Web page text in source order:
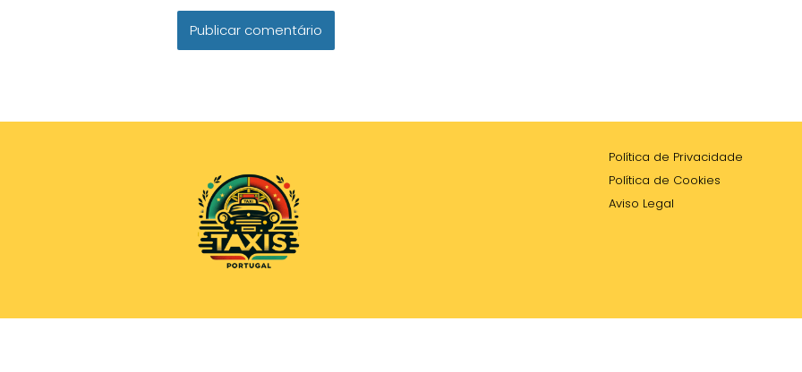
Política de Privacidade
Política de Cookies
Aviso Legal